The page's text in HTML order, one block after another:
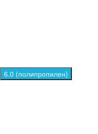
6.0 (полипропилен)